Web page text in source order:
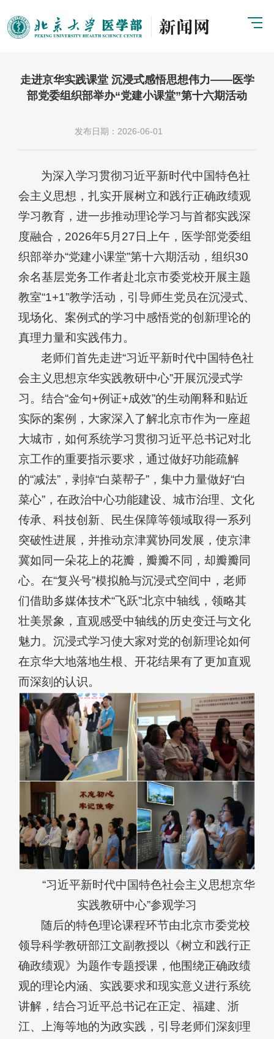
走进京华实践课堂 沉浸式感悟思想伟力——医学
部党委组织部举办“党建小课堂”第十六期活动
发布日期：2026-06-01
为深入学习贯彻习近平新时代中国特色社
会主义思想，扎实开展树立和践行正确政绩观
学习教育，进一步推动理论学习与首都实践深
度融合，2026年5月27日上午，医学部党委组
织部举办“党建小课堂”第十六期活动，组织30
余名基层党务工作者赴北京市委党校开展主题
教室“1+1”教学活动，引导师生党员在沉浸式、
现场化、案例式的学习中感悟党的创新理论的
真理力量和实践伟力。
老师们首先走进“习近平新时代中国特色社
会主义思想京华实践教研中心”开展沉浸式学
习。结合“金句+例证+成效”的生动阐释和贴近
实际的案例，大家深入了解北京市作为一座超
大城市，如何系统学习贯彻习近平总书记对北
京工作的重要指示要求，通过做好功能疏解
的“减法”，剥掉“白菜帮子”，集中力量做好“白
菜心”，在政治中心功能建设、城市治理、文化
传承、科技创新、民生保障等领域取得一系列
突破性进展，并推动京津冀协同发展，使京津
冀如同一朵花上的花瓣，瓣瓣不同，却瓣瓣同
心。在“复兴号”模拟舱与沉浸式空间中，老师
们借助多媒体技术“飞跃”北京中轴线，领略其
壮美景象，直观感受中轴线的历史变迁与文化
魅力。沉浸式学习使大家对党的创新理论如何
在京华大地落地生根、开花结果有了更加直观
而深刻的认识。
“习近平新时代中国特色社会主义思想京华
实践教研中心”参观学习
随后的特色理论课程环节由北京市委党校
领导科学教研部江文副教授以《树立和践行正
确政绩观》为题作专题授课，他围绕正确政绩
观的理论内涵、实践要求和现实意义进行系统
讲解，结合习近平总书记在正定、福建、浙
江、上海等地的为政实践，引导老师们深刻理